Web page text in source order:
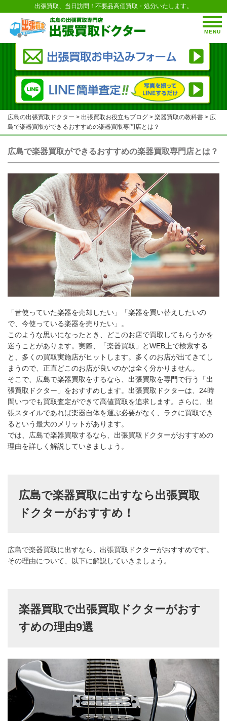
MENU
出張買取、当日訪問！不要品高価買取・処分いたします。
広島の出張買取ドクター > 出張買取お役立ちブログ > 楽器買取の教科書 > 広
島で楽器買取ができるおすすめの楽器買取専門店とは？
広島で楽器買取ができるおすすめの楽器買取専門店とは？
「昔使っていた楽器を売却したい」「楽器を買い替えしたいの
で、今使っている楽器を売りたい」。
このような思いになったとき、どこのお店で買取してもらうかを
迷うことがあります。実際、「楽器買取」とWEB上で検索する
と、多くの買取実施店がヒットします。多くのお店が出てきてし
まうので、正直どこのお店が良いのかは全く分かりません。
そこで、広島で楽器買取をするなら、出張買取を専門で行う「出
張買取ドクター」をおすすめします。出張買取ドクターは、24時
間いつでも買取査定ができて高値買取を追求します。さらに、出
張スタイルであれば楽器自体を運ぶ必要がなく、ラクに買取でき
るという最大のメリットがあります。
では、広島で楽器買取するなら、出張買取ドクターがおすすめの
理由を詳しく解説していきましょう。
広島で楽器買取に出すなら出張買取
ドクターがおすすめ！
広島で楽器買取に出すなら、出張買取ドクターがおすすめです。
その理由について、以下に解説していきましょう。
楽器買取で出張買取ドクターがおす
すめの理由9選